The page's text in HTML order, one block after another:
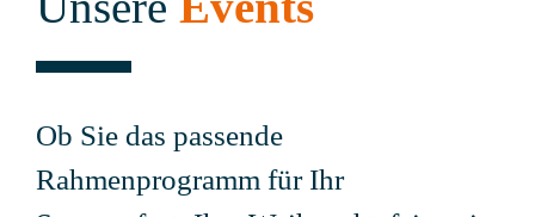
Ob Sie das passende
Rahmenprogramm für Ihr